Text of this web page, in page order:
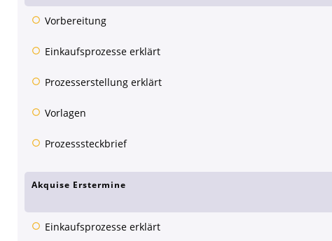
Vorbereitung
Einkaufsprozesse erklärt
Prozesserstellung erklärt
Vorlagen
Prozesssteckbrief
Akquise Erstermine
Einkaufsprozesse erklärt